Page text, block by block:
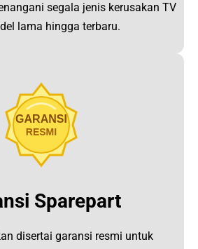
segala jenis kerusakan TV
lama hingga terbaru.
Sparepart
disertai garansi resmi untuk